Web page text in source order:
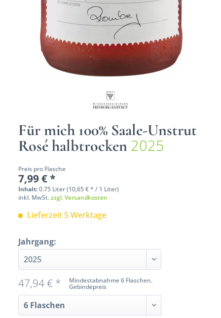
Für mich 100% Saale-Unstrut
Rosé halbtrocken 2025
Preis pro Flasche
7,99 € *
Inhalt:0.75 Liter (10,65 € * / 1 Liter)
inkl. MwSt.zzgl. Versandkosten
Lieferzeit 5 Werktage
Jahrgang:
Mindestabnahme 6 Flaschen.
Gebindepreis
47,94 € *